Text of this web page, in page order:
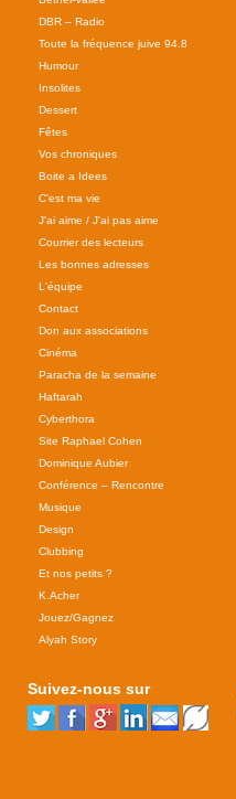
DBR – Radio
Toute la fréquence juive 94.8
Humour
Insolites
Dessert
Fêtes
Vos chroniques
Boite a Idees
C'est ma vie
J'ai aime / J'ai pas aime
Courrier des lecteurs
Les bonnes adresses
L'équipe
Contact
Don aux associations
Cinéma
Paracha de la semaine
Haftarah
Cyberthora
Site Raphael Cohen
Dominique Aubier
Conférence – Rencontre
Musique
Design
Clubbing
Et nos petits ?
K.Acher
Jouez/Gagnez
Alyah Story
Suivez-nous sur